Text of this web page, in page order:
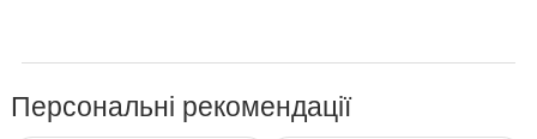
Персональні рекомендації